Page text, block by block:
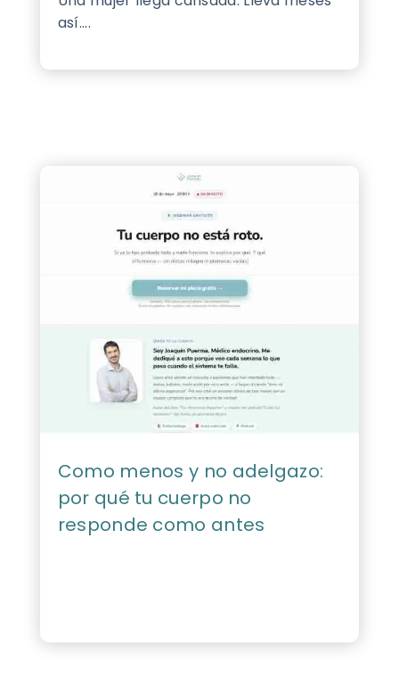
así....
Como menos y no adelgazo:
por qué tu cuerpo no
responde como antes